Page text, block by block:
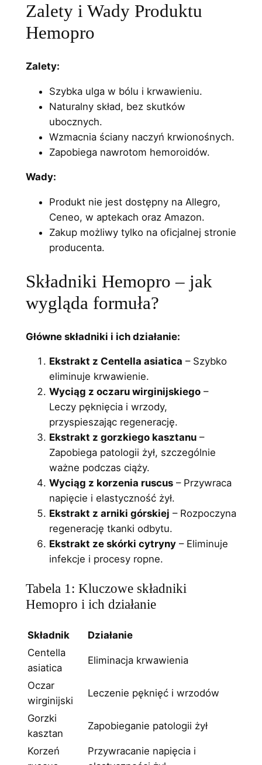
0
.
ł
Zalety i Wady Produktu
Hemopro
Zalety:
Szybka ulga w bólu i krwawieniu.
Naturalny skład, bez skutków
ubocznych.
Wzmacnia ściany naczyń krwionośnych.
Zapobiega nawrotom hemoroidów.
Wady:
Produkt nie jest dostępny na Allegro,
Ceneo, w aptekach oraz Amazon.
Zakup możliwy tylko na oficjalnej stronie
producenta.
Składniki Hemopro – jak
wygląda formuła?
Główne składniki i ich działanie:
Ekstrakt z Centella asiatica – Szybko
eliminuje krwawienie.
Wyciąg z oczaru wirginijskiego–
Leczy pęknięcia i wrzody,
przyspieszając regenerację.
Ekstrakt z gorzkiego kasztanu–
Zapobiega patologii żył, szczególnie
ważne podczas ciąży.
Wyciąg z korzenia ruscus– Przywraca
napięcie i elastyczność żył.
Ekstrakt z arniki górskiej – Rozpoczyna
regenerację tkanki odbytu.
Ekstrakt ze skórki cytryny– Eliminuje
infekcje i procesy ropne.
Tabela 1: Kluczowe składniki
Hemopro i ich działanie
Składnik
Działanie
Centella
asiatica
Eliminacja krwawienia
Oczar
wirginijski
Leczenie pęknięć i wrzodów
Gorzki
kasztan
Zapobieganie patologii żył
Korzeń
Przywracanie napięcia i